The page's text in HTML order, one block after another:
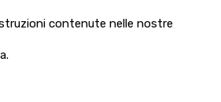
contenute nelle nostre